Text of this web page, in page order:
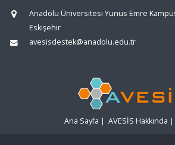
Anadolu Üniversitesi Yunus Emre
Eskişehir
avesisdestek@anadolu.edu.tr
Ana Sayfa | AVESİS Hakkında |